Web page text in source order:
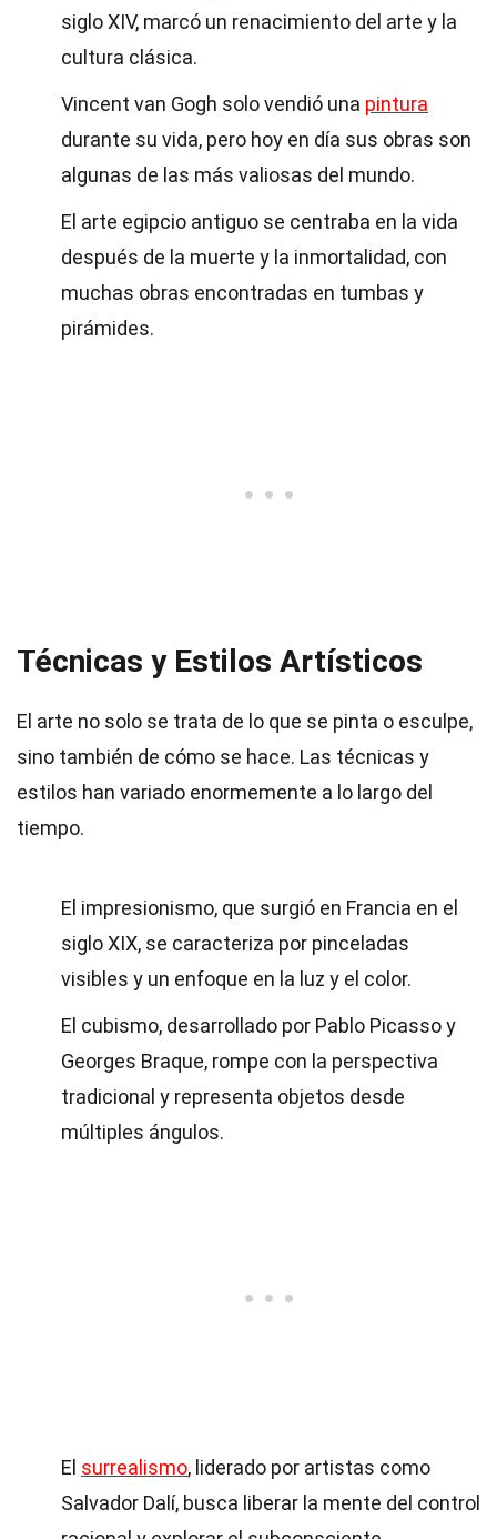
siglo XIV, marcó un renacimiento del arte y la
cultura clásica.
Vincent van Gogh solo vendió una pintura
durante su vida, pero hoy en día sus obras son
algunas de las más valiosas del mundo.
El arte egipcio antiguo se centraba en la vida
después de la muerte y la inmortalidad, con
muchas obras encontradas en tumbas y
pirámides.
Técnicas y Estilos Artísticos
El arte no solo se trata de lo que se pinta o esculpe,
sino también de cómo se hace. Las técnicas y
estilos han variado enormemente a lo largo del
tiempo.
El impresionismo, que surgió en Francia en el
siglo XIX, se caracteriza por pinceladas
visibles y un enfoque en la luz y el color.
El cubismo, desarrollado por Pablo Picasso y
Georges Braque, rompe con la perspectiva
tradicional y representa objetos desde
múltiples ángulos.
El surrealismo, liderado por artistas como
Salvador Dalí, busca liberar la mente del control